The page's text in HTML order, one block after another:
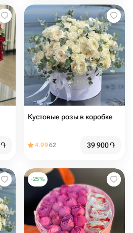
֏
Кустовые розы в коробке
4.9962 39 900֏
-25%